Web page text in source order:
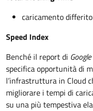
caricamento
Speed Index
Benché il report di
specifica opportunità di
l’infrastruttura in Cloud
migliorare i tempi di
su una più tempestiva